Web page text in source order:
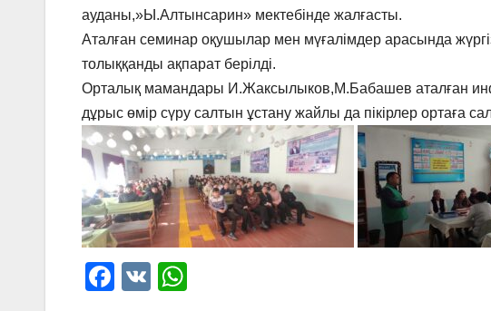
ауданы,»Ы.Алтынсарин» мектебінде жалғасты.
Аталған семинар оқушылар мен мүғалімдер арасында
толыққанды ақпарат берілді.
Орталық мамандары И.Жаксылыков,М.Бабашев аталған
дұрыс өмір сүру салтын ұстану жайлы да пікірлер ортаға
F
V